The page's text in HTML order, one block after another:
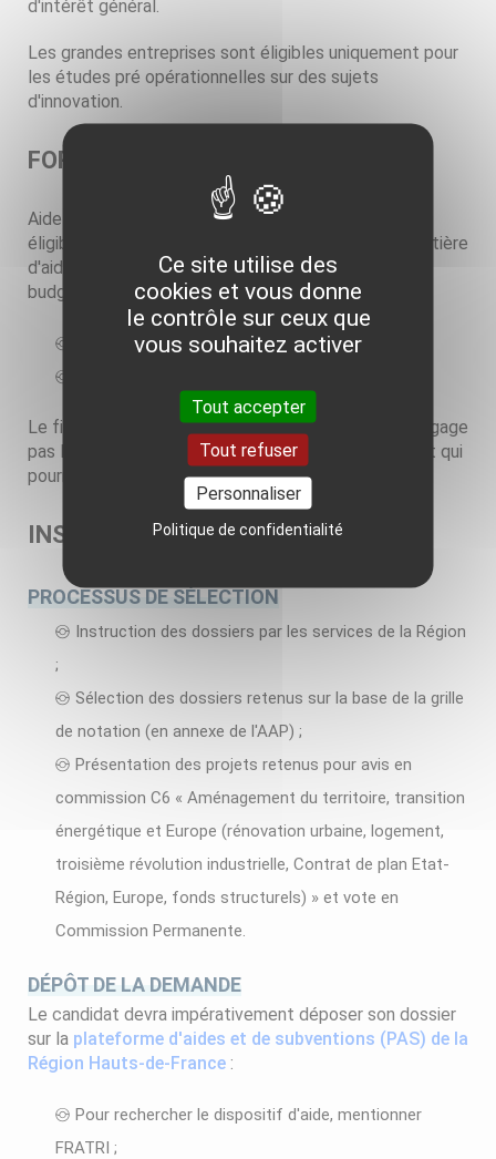
d'intérêt général.
Les grandes entreprises sont éligibles uniquement pour
les études pré opérationnelles sur des sujets
d'innovation.
FORME
Aide sous forme de subvention jusqu'à 50 % du coût
éligible, sans préjudice des règles applicables en matière
d'aide d'Etat, dans la limite des crédits inscrits au
budget de la Région, avec un montant maximum de :
50 000 € pour les études pré-opérationnelles ;
Le financement d'une étude pré-opérationnelle n'engage
pas la Région sur le financement de l'investissement qui
pourrait en découler.
INSTRUCTION
PROCESSUS DE SÉLECTION
Instruction des dossiers par les services de la Région
;
Sélection des dossiers retenus sur la base de la grille
de notation (en annexe de l'AAP) ;
Présentation des projets retenus pour avis en
commission C6 « Aménagement du territoire, transition
énergétique et Europe (rénovation urbaine, logement,
troisième révolution industrielle, Contrat de plan Etat-
Région, Europe, fonds structurels) » et vote en
Commission Permanente.
DÉPÔT DE LA DEMANDE
Le candidat devra impérativement déposer son dossier
sur la plateforme d'aides et de subventions (PAS) de la
Région Hauts-de-France :
Pour rechercher le dispositif d'aide, mentionner
FRATRI ;
Ce site utilise des
cookies et vous donne
le contrôle sur ceux que
vous souhaitez activer
Tout accepter
Tout refuser
Personnaliser
Politique de confidentialité